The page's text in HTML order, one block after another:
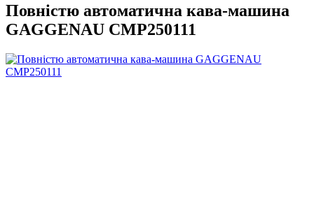
Повністю автоматична кава-машина
GAGGENAU CMP250111